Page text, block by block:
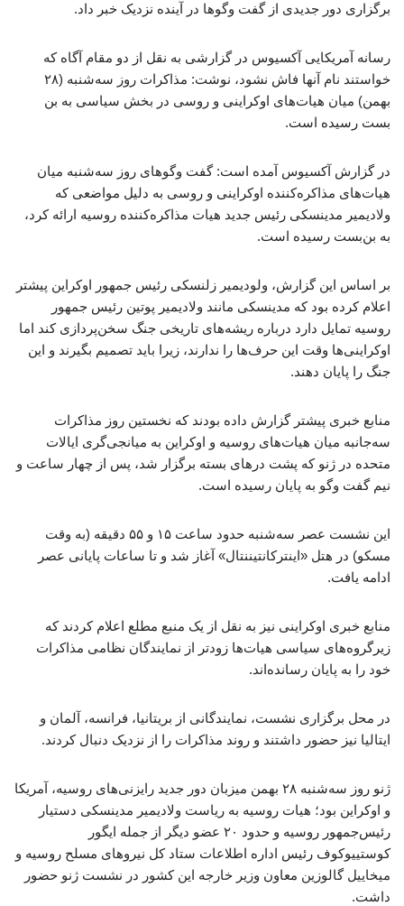
برگزاری دور جدیدی از گفت وگوها در آینده نزدیک خبر داد.
رسانه آمریکایی آکسیوس در گزارشی به نقل از دو مقام آگاه که
خواستند نام آنها فاش نشود، نوشت: مذاکرات روز سه‌شنبه (۲۸
بهمن) میان هیات‌های اوکراینی و روسی در بخش سیاسی به بن
بست رسیده است.
در گزارش آکسیوس آمده است: گفت وگوهای روز سه‌شنبه میان
هیات‌های مذاکره‌کننده اوکراینی و روسی به دلیل مواضعی که
ولادیمیر مدینسکی رئیس جدید هیات مذاکره‌کننده روسیه ارائه کرد،
به بن‌بست رسیده است.
بر اساس این گزارش، ولودیمیر زلنسکی رئیس جمهور اوکراین پیشتر
اعلام کرده بود که مدینسکی مانند ولادیمیر پوتین رئیس جمهور
روسیه تمایل دارد درباره ریشه‌های تاریخی جنگ سخن‌پردازی کند اما
اوکراینی‌ها وقت این حرف‌ها را ندارند، زیرا باید تصمیم بگیرند و این
جنگ را پایان دهند.
منابع خبری پیشتر گزارش داده بودند که نخستین روز مذاکرات
سه‌جانبه میان هیات‌های روسیه و اوکراین به میانجی‌گری ایالات
متحده در ژنو که پشت درهای بسته برگزار شد، پس از چهار ساعت و
نیم گفت وگو به پایان رسیده است.
این نشست عصر سه‌شنبه حدود ساعت ۱۵ و ۵۵ دقیقه (به وقت
مسکو) در هتل «اینترکانتیننتال» آغاز شد و تا ساعات پایانی عصر
ادامه یافت.
منابع خبری اوکراینی نیز به نقل از یک منبع مطلع اعلام کردند که
زیرگروه‌های سیاسی هیات‌ها زودتر از نمایندگان نظامی مذاکرات
خود را به پایان رسانده‌اند.
در محل برگزاری نشست، نمایندگانی از بریتانیا، فرانسه، آلمان و
ایتالیا نیز حضور داشتند و روند مذاکرات را از نزدیک دنبال کردند.
ژنو روز سه‌شنبه ۲۸ بهمن میزبان دور جدید رایزنی‌های روسیه، آمریکا
و اوکراین بود؛ هیات روسیه به ریاست ولادیمیر مدینسکی دستیار
رئیس‌جمهور روسیه و حدود ۲۰ عضو دیگر از جمله ایگور
کوستییوکوف رئیس اداره اطلاعات ستاد کل نیروهای مسلح روسیه و
میخاییل گالوزین معاون وزیر خارجه این کشور در نشست ژنو حضور
داشت.